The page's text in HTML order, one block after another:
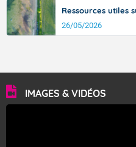
Ressources utiles
26/05/2026
IMAGES & VIDÉOS